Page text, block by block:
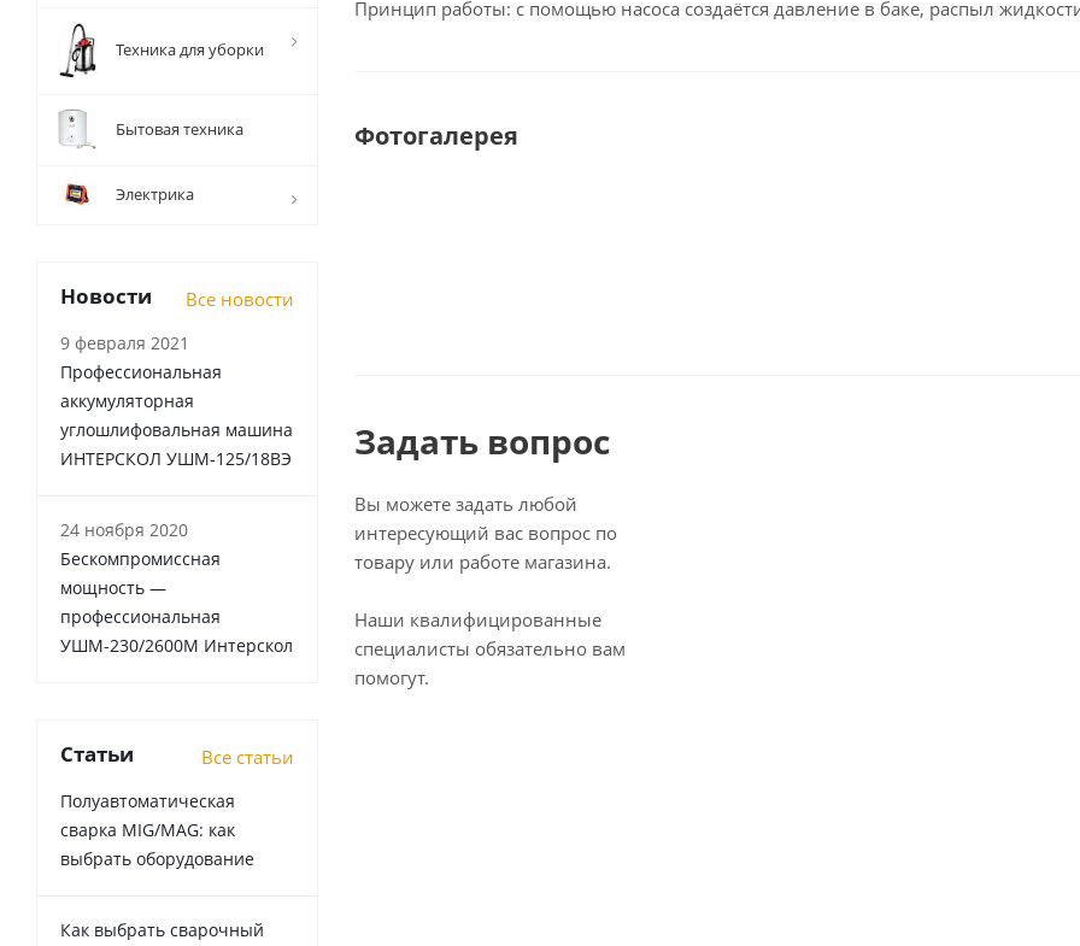
Принцип работы: с помощью насоса создаётся давление в баке, распыл
Фотогалерея
Задать вопрос
Вы можете задать любой
интересующий вас вопрос по
товару или работе магазина.
Наши квалифицированные
специалисты обязательно вам
помогут.
Техника для уборки
Бытовая техника
Электрика
Новости Все новости
9 февраля 2021
Профессиональная
аккумуляторная
углошлифовальная машина
ИНТЕРСКОЛ УШМ-125/18ВЭ
24 ноября 2020
Бескомпромиссная
мощность —
профессиональная
УШМ-230/2600М Интерскол
Статьи Все статьи
Полуавтоматическая
сварка MIG/MAG: как
выбрать оборудование
Как выбрать сварочный